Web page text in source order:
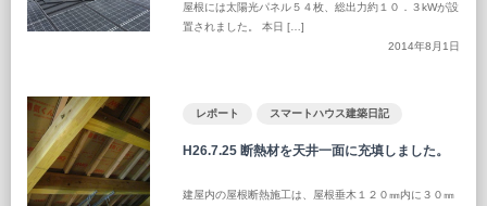
屋根には太陽光パネル５４枚、総出力約１０．３kWが設
置されました。 本日 […]
2014年8月1日
レポート スマートハウス建築日記
H26.7.25 断熱材を天井一面に充填しました。
建屋内の屋根断熱施工は、屋根垂木１２０㎜内に３０㎜